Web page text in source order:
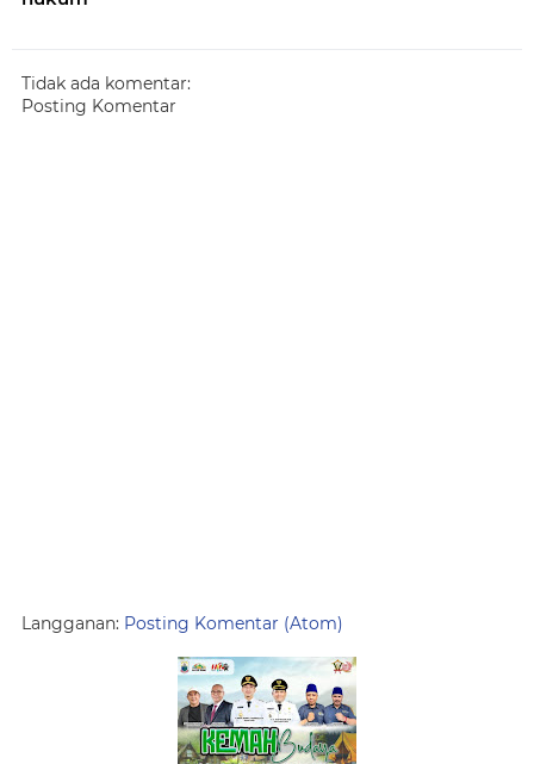
Tidak ada komentar:
Posting Komentar
Langganan: Posting Komentar (Atom)